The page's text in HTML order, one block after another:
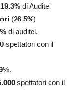
19.3% di Auditel
(26.5%)
di auditel.
spettatori con il
%.
spettatori con il